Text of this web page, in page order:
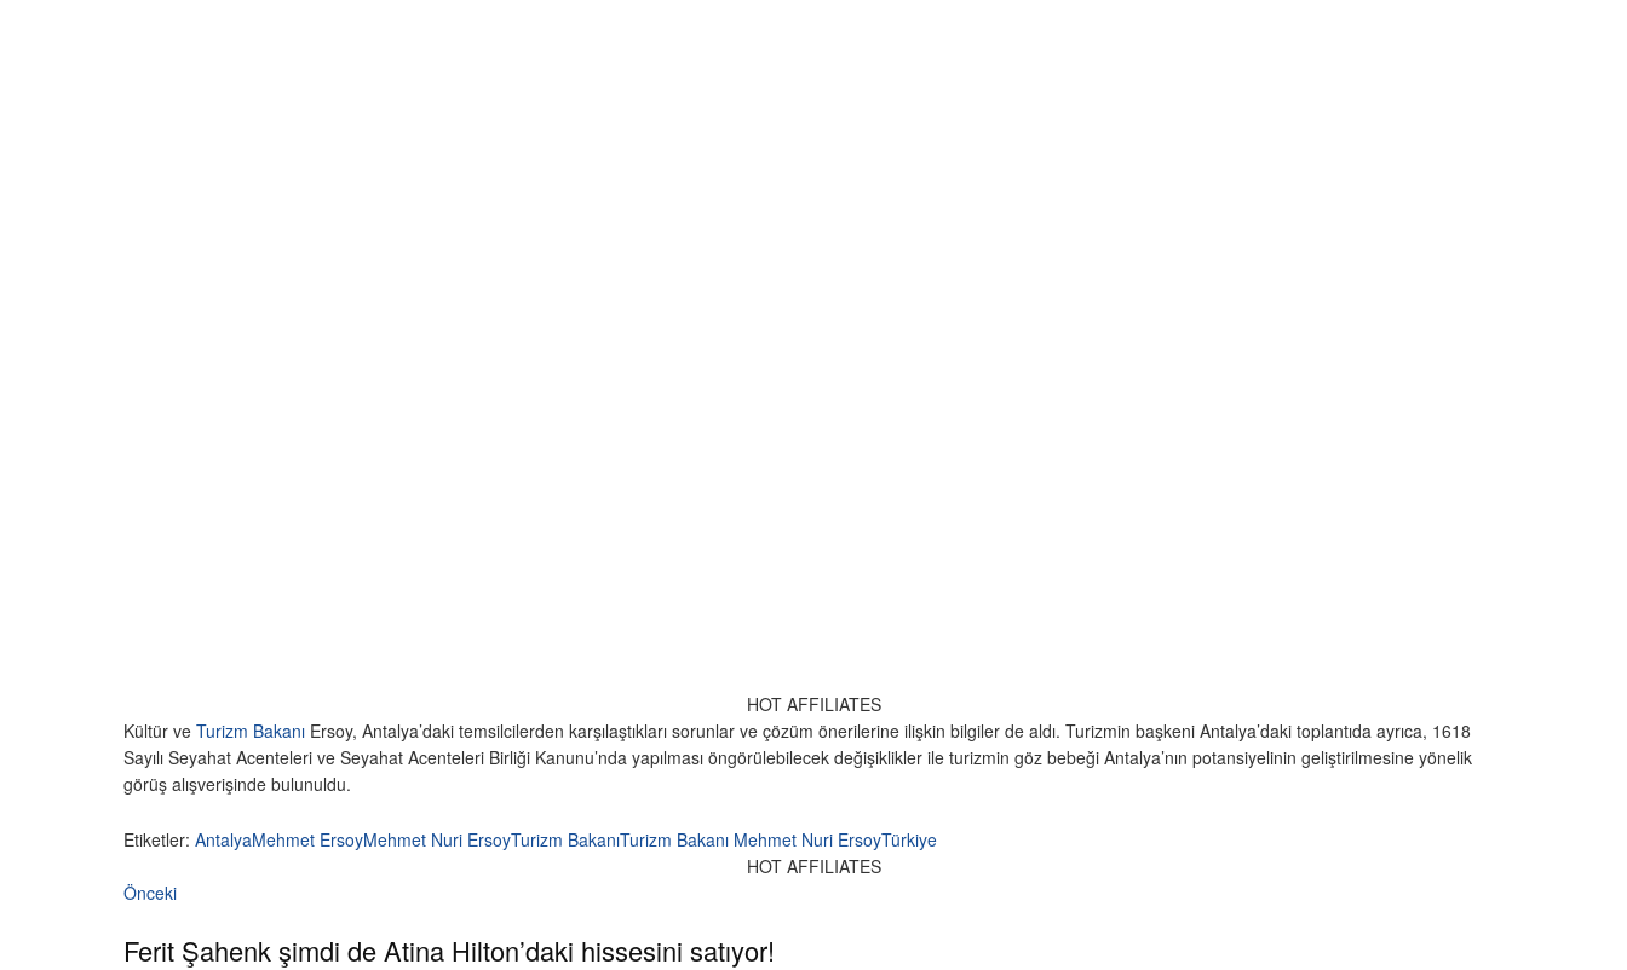
HOT AFFILIATES
Kültür ve Turizm Bakanı Ersoy, Antalya’daki temsilcilerden karşılaştıkları sorunlar ve çözüm önerilerine ilişkin bilgiler de aldı. Turizmin başkeni Antalya’daki toplantıda ayrıca, 1618
Sayılı Seyahat Acenteleri ve Seyahat Acenteleri Birliği Kanunu’nda yapılması öngörülebilecek değişiklikler ile turizmin göz bebeği Antalya’nın potansiyelinin geliştirilmesine yönelik
görüş alışverişinde bulunuldu.
Etiketler: AntalyaMehmet ErsoyMehmet Nuri ErsoyTurizm BakanıTurizm Bakanı Mehmet Nuri ErsoyTürkiye
HOT AFFILIATES
Önceki
Ferit Şahenk şimdi de Atina Hilton’daki hissesini satıyor!